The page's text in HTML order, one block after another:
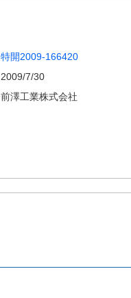
特開2009-166420
2009/7/30
前澤工業株式会社